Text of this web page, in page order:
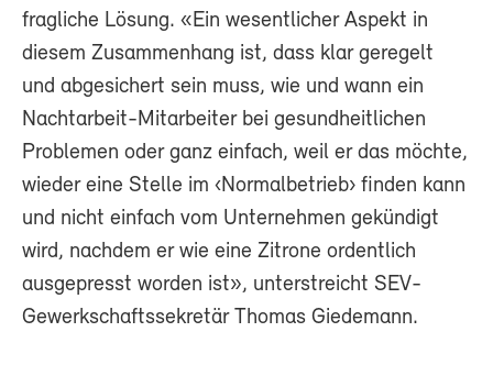
fragliche Lösung. «Ein wesentlicher Aspekt in
diesem Zusammenhang ist, dass klar geregelt
und abgesichert sein muss, wie und wann ein
Nachtarbeit-Mitarbeiter bei gesundheitlichen
Problemen oder ganz einfach, weil er das möchte,
wieder eine Stelle im ‹Normalbetrieb› finden kann
und nicht einfach vom Unternehmen gekündigt
wird, nachdem er wie eine Zitrone ordentlich
ausgepresst worden ist», unterstreicht SEV-
Gewerkschaftssekretär Thomas Giedemann.